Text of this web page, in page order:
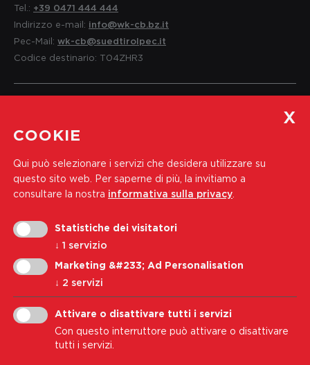
Tel.: +39 0471 444 444
Indirizzo e-mail: info@wk-cb.bz.it
Pec-Mail: wk-cb@suedtirolpec.it
Codice destinario: T04ZHR3
e informazioni
Tel.:
Iscriviti alla nostra newsletter
Indirizzo e-mail
Iscriviti
Accetto iInformativa sulla privacy
COOKIE
Qui può selezionare i servizi che desidera utilizzare su
questo sito web. Per saperne di più, la invitiamo a
consultare la nostra informativa sulla privacy
Statistiche dei visitatori
↓ 1 servizio
Marketing &#233; Ad Personalisation
↓ 2 servizi
Attivare o disattivare tutti i servizi
Con questo interruttore può attivare o disattivare
tutti i servizi.